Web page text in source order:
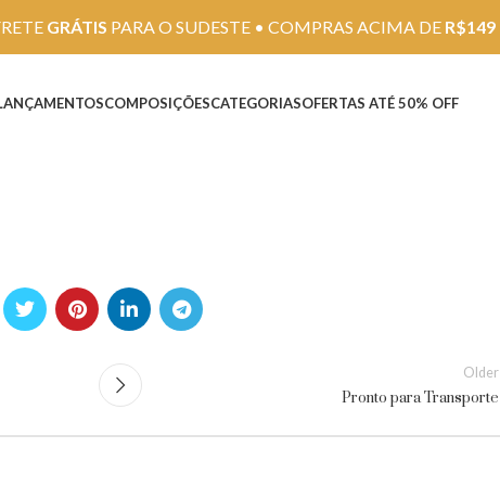
COMPOSIÇÕESCATEGORIASOFERTAS ATÉ 50% OFF
Older
Pronto para Transporte
GRÁTIS PARA O SUDESTE • COMPRAS ACIMA DE R$149